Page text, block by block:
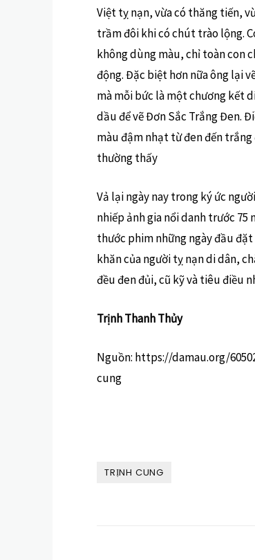
Việt tỵ nạn, vừa có thăng tiến,
trầm đôi khi có chút trào lộng.
không dùng màu, chỉ toàn con
động. Đặc biệt hơn nữa ông lại
mà mỗi bức là một chương kết
dầu để vẽ Đơn Sắc Trắng Đen.
màu đậm nhạt từ đen đến
thường thấy
Vả lại ngày nay trong ký ức
nhiếp ảnh gia nổi danh trước 75
thước phim những ngày đầu
khăn của người tỵ nạn di dân,
đều đen đủi, cũ kỹ và tiêu điều
Trịnh Thanh Thủy
Nguồn: https://damau.org/
cung
TRỊNH CUNG